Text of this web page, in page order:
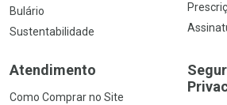
Bulário
Sustentabilidade
Atendimento
Como Comprar no Site